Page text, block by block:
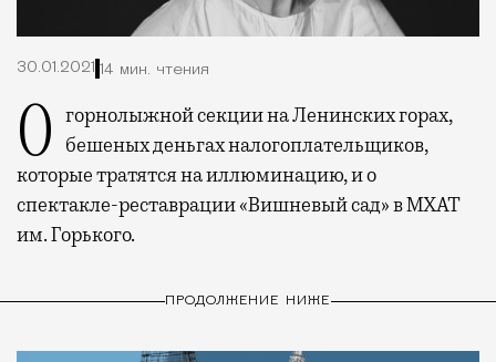
30.01.2021 14 мин. чтения
О горнолыжной секции на Ленинских горах,
бешеных деньгах налогоплательщиков,
которые тратятся на иллюминацию, и о
спектакле-реставрации «Вишневый сад» в МХАТ
им. Горького.
ПРОДОЛЖЕНИЕ НИЖЕ